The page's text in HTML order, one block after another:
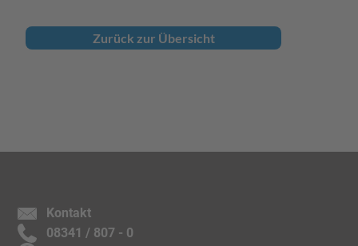
Zurück zur Übersicht
Kontakt
08341 / 807 - 0